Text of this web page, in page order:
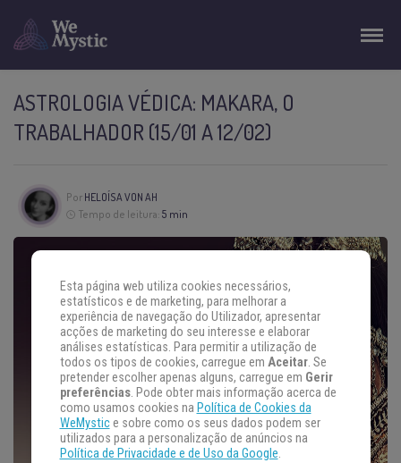
ASTROLOGIA VÉDICA: MAKARA, O
TRABALHADOR (15/01 A 12/02)
Por HELOÍSA VON AH
Tempo de leitura: 5 min
Esta página web utiliza cookies necessários,
estatísticos e de marketing, para melhorar a
experiência de navegação do Utilizador, apresentar
acções de marketing do seu interesse e elaborar
análises estatísticas. Para permitir a utilização de
todos os tipos de cookies, carregue em Aceitar. Se
pretender escolher apenas alguns, carregue em Gerir
preferências. Pode obter mais informação acerca de
como usamos cookies na Política de Cookies da
WeMystice sobre como os seus dados podem ser
utilizados para a personalização de anúncios na
Política de Privacidade e de Uso da Google.